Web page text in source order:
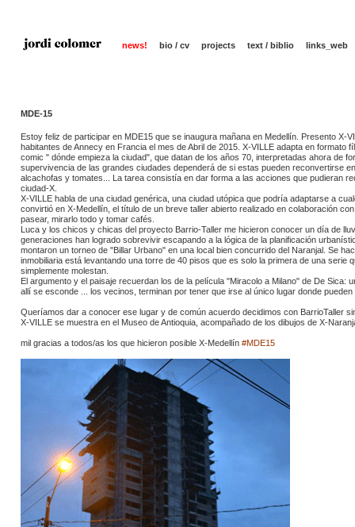
news! bio / cv projects text / biblio links_web
MDE-15
Estoy feliz de participar en MDE15 que se inaugura mañana en Medellín. Presento
habitantes de Annecy en Francia el mes de Abril de 2015. X-VILLE adapta en
comic " dónde empieza la ciudad", que datan de los años 70, interpretadas ahora de
supervivencia de las grandes ciudades dependerá de si estas pueden reconvertirse
alcachofas y tomates... La tarea consistía en dar forma a las acciones que pudieran
ciudad-X.
X-VILLE habla de una ciudad genérica, una ciudad utópica que podría adaptarse a
convirtió en X-Medellín, el título de un breve taller abierto realizado en colaboración
pasear, mirarlo todo y tomar cafés.
Luca y los chicos y chicas del proyecto Barrio-Taller me hicieron conocer un día de
generaciones han logrado sobrevivir escapando a la lógica de la planificación
montaron un torneo de "Billar Urbano" en una local bien concurrido del Naranjal. Se
inmobiliaria está levantando una torre de 40 pisos que es solo la primera de una
simplemente molestan.
El argumento y el paisaje recuerdan los de la película "Miracolo a Milano" de De
allí se esconde ... los vecinos, terminan por tener que irse al único lugar donde
Queríamos dar a conocer ese lugar y de común acuerdo decidimos con BarrioTaller
X-VILLE se muestra en el Museo de Antioquia, acompañado de los dibujos de X-
mil gracias a todos/as los que hicieron posible X-Medellín #MDE15